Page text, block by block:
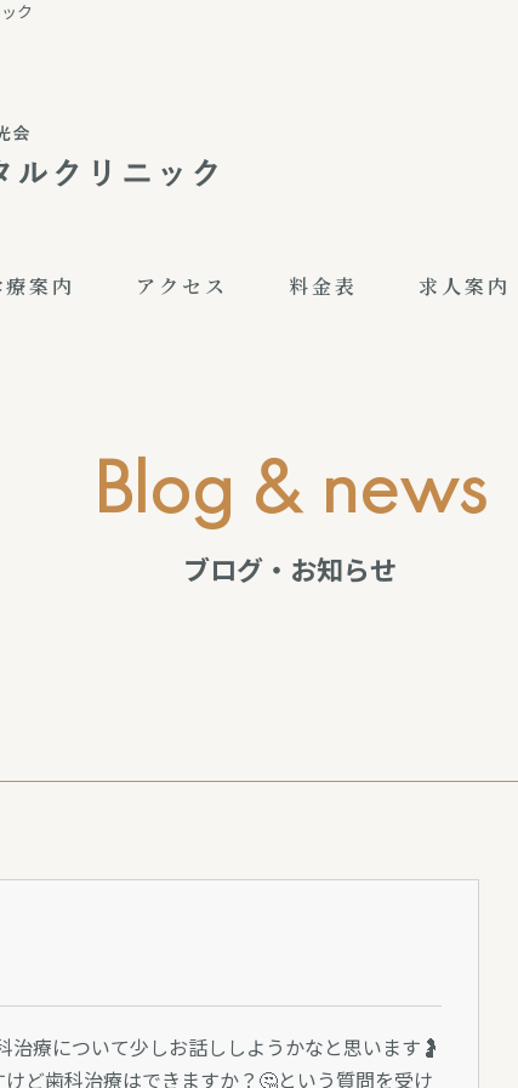
ク
案内 アクセス 料金表 求人案内
blog & news
ブログ・お知らせ
治療について少しお話ししようかなと思います🤰
ど歯科治療はできますか？🤔という質問を受け